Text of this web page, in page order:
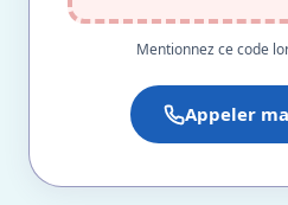
Mentionnez ce code
Appeler